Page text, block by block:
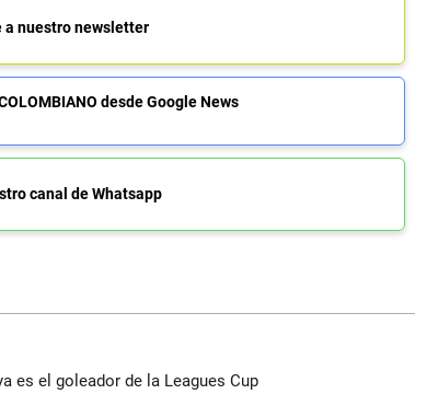
a nuestro newsletter
desde Google News
canal de Whatsapp
es el goleador de la Leagues Cup